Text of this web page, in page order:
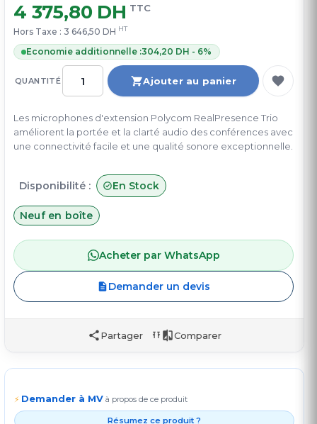
QUANTITÉ Ajouter au panier
4 375,80 DH TTC
Hors Taxe : 3 646,50 DH HT
Economie additionnelle :304,20 DH - 6%
Les microphones d'extension Polycom RealPresence Trio
améliorent la portée et la clarté audio des conférences avec
une connectivité facile et une qualité sonore exceptionnelle.
Disponibilité : En Stock
Neuf en boîte
Acheter par WhatsApp
Demander un devis
Partager Comparer
⚡ Demander à MV à propos de ce produit
Résumez ce produit ?